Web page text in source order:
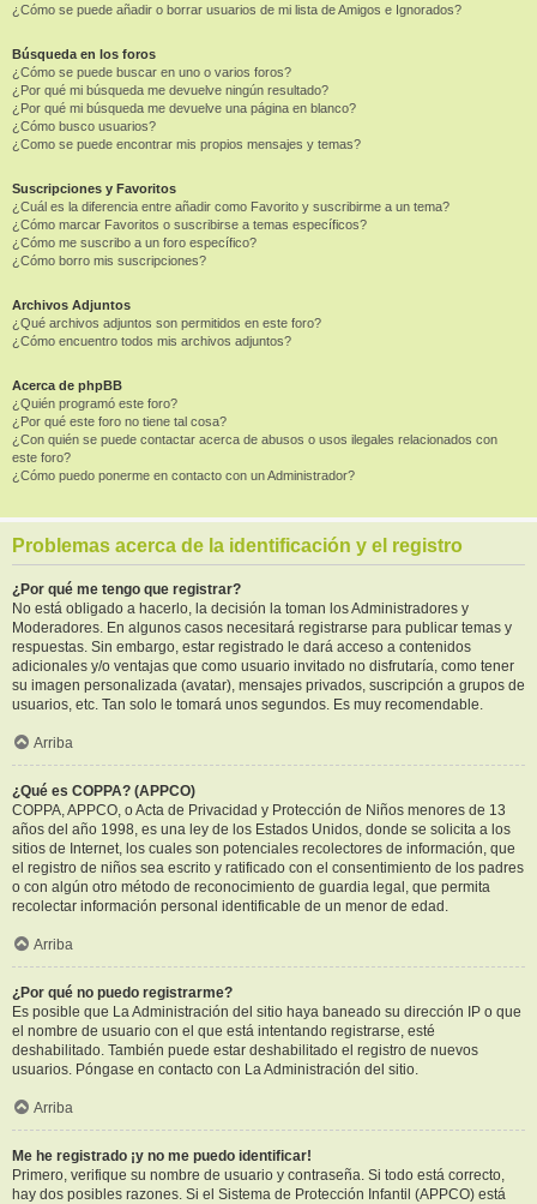
¿Cómo se puede añadir o borrar usuarios de mi lista de Amigos e Ignorados?
Búsqueda en los foros
¿Cómo se puede buscar en uno o varios foros?
¿Por qué mi búsqueda me devuelve ningún resultado?
¿Por qué mi búsqueda me devuelve una página en blanco?
¿Cómo busco usuarios?
¿Como se puede encontrar mis propios mensajes y temas?
Suscripciones y Favoritos
¿Cuál es la diferencia entre añadir como Favorito y suscribirme a un tema?
¿Cómo marcar Favoritos o suscribirse a temas específicos?
¿Cómo me suscribo a un foro específico?
¿Cómo borro mis suscripciones?
Archivos Adjuntos
¿Qué archivos adjuntos son permitidos en este foro?
¿Cómo encuentro todos mis archivos adjuntos?
Acerca de phpBB
¿Quién programó este foro?
¿Por qué este foro no tiene tal cosa?
¿Con quién se puede contactar acerca de abusos o usos ilegales relacionados con
este foro?
¿Cómo puedo ponerme en contacto con un Administrador?
Problemas acerca de la identificación y el registro
¿Por qué me tengo que registrar?
No está obligado a hacerlo, la decisión la toman los Administradores y
Moderadores. En algunos casos necesitará registrarse para publicar temas y
respuestas. Sin embargo, estar registrado le dará acceso a contenidos
adicionales y/o ventajas que como usuario invitado no disfrutaría, como tener
su imagen personalizada (avatar), mensajes privados, suscripción a grupos de
usuarios, etc. Tan solo le tomará unos segundos. Es muy recomendable.
Arriba
¿Qué es COPPA? (APPCO)
COPPA, APPCO, o Acta de Privacidad y Protección de Niños menores de 13
años del año 1998, es una ley de los Estados Unidos, donde se solicita a los
sitios de Internet, los cuales son potenciales recolectores de información, que
el registro de niños sea escrito y ratificado con el consentimiento de los padres
o con algún otro método de reconocimiento de guardia legal, que permita
recolectar información personal identificable de un menor de edad.
Arriba
¿Por qué no puedo registrarme?
Es posible que La Administración del sitio haya baneado su dirección IP o que
el nombre de usuario con el que está intentando registrarse, esté
deshabilitado. También puede estar deshabilitado el registro de nuevos
usuarios. Póngase en contacto con La Administración del sitio.
Arriba
Me he registrado ¡y no me puedo identificar!
Primero, verifique su nombre de usuario y contraseña. Si todo está correcto,
hay dos posibles razones. Si el Sistema de Protección Infantil (APPCO) está